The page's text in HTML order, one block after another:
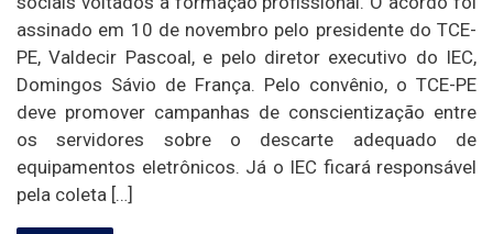
assinado em 10 de novembro pelo presidente do TCE-
PE, Valdecir Pascoal, e pelo diretor executivo do IEC,
Domingos Sávio de França. Pelo convênio, o TCE-PE
deve promover campanhas de conscientização entre
os servidores sobre o descarte adequado de
equipamentos eletrônicos. Já o IEC ficará responsável
pela coleta […]